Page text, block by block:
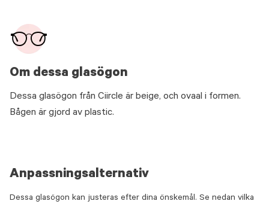
Om dessa glasögon
Dessa glasögon från Ciircle är beige, och ovaal i formen.
Bågen är gjord av plastic.
Anpassningsalternativ
Dessa glasögon kan justeras efter dina önskemål. Se nedan vilka